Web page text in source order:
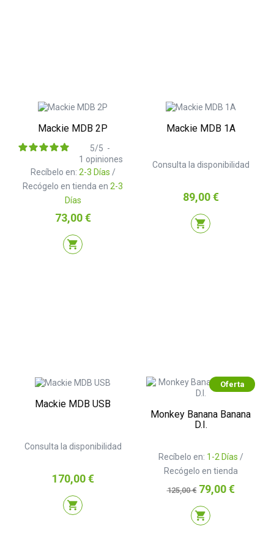
Mackie MDB 2P
Recíbelo en: 2-3 Días /
Recógelo en tienda en 2-3
Días
5/5 -
1 opiniones
Precio
73,00 €
shopping_cart
Mackie MDB 1A
Consulta la disponibilidad
Precio
89,00 €
shopping_cart
Mackie MDB USB
Consulta la disponibilidad
Precio
170,00 €
shopping_cart
Oferta
Monkey Banana Banana
D.I.
Recíbelo en: 1-2 Días /
Recógelo en tienda
Precio
base
125,00 € Precio
79,00 €
shopping_cart